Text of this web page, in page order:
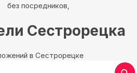
без посредников,
Сестрорецка
в Сестрорецке